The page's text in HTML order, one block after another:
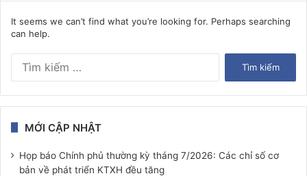
It seems we can’t find what you’re looking for. Perhaps searching
can help.
MỚI CẬP NHẬT
Họp báo Chính phủ thường kỳ tháng 7/2026: Các chỉ số cơ
bản về phát triển KTXH đều tăng